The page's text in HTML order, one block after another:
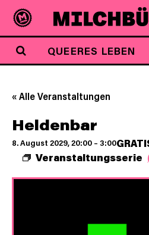
QUEERES LEBEN
« Alle Veranstaltungen
Heldenbar
8. August 2029, 20:00 – 3:00
Veranstaltungsserie